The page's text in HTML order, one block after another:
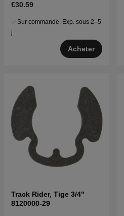
€30.59
Sur commande. Exp. sous 2–5
j
Acheter
Track Rider, Tige 3/4"
8120000-29